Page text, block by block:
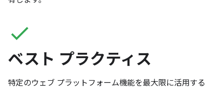
check
ベスト プラクティス
特定のウェブ プラットフォーム機能を最大限に活用する